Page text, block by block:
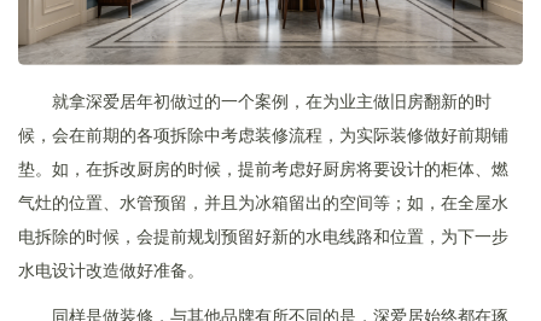
就拿深爱居年初做过的一个案例，在为业主做旧房翻新的时
候，会在前期的各项拆除中考虑装修流程，为实际装修做好前期铺
垫。如，在拆改厨房的时候，提前考虑好厨房将要设计的柜体、燃
气灶的位置、水管预留，并且为冰箱留出的空间等；如，在全屋水
电拆除的时候，会提前规划预留好新的水电线路和位置，为下一步
水电设计改造做好准备。
同样是做装修，与其他品牌有所不同的是，深爱居始终都在琢